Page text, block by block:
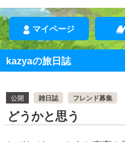
マイページ
kazyaの旅日誌
公開
雑日誌 フレンド募集
どうかと思う